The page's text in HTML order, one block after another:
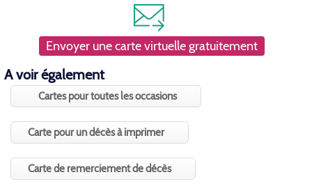
Cartes pour toutes les occasions
Carte pour un décès à imprimer
Carte de remerciement de décès
Envoyer une carte virtuelle gratuitement
A voir également